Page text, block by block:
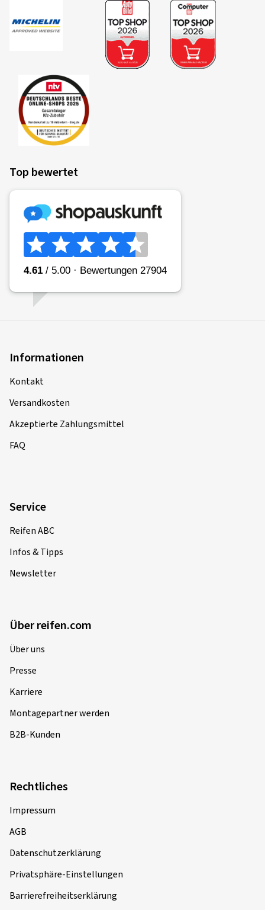
Top bewertet
Informationen
Kontakt
Versandkosten
Akzeptierte Zahlungsmittel
FAQ
Service
Reifen ABC
Infos & Tipps
Newsletter
Über reifen.com
Über uns
Presse
Karriere
Montagepartner werden
B2B-Kunden
Rechtliches
Impressum
AGB
Datenschutzerklärung
Privatsphäre-Einstellungen
Barrierefreiheitserklärung